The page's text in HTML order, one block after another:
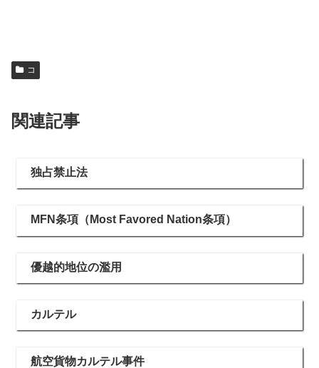
コ
関連記事
独占禁止法
MFN条項（Most Favored Nation条項）
優越的地位の濫用
カルテル
航空貨物カルテル事件